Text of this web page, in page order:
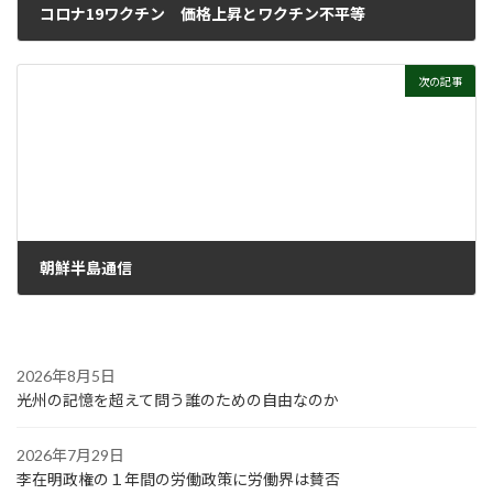
コロナ19ワクチン 価格上昇とワクチン不平等
次の記事
朝鮮半島通信
2026年8月5日
光州の記憶を超えて問う誰のための自由なのか
2026年7月29日
李在明政権の１年間の労働政策に労働界は賛否